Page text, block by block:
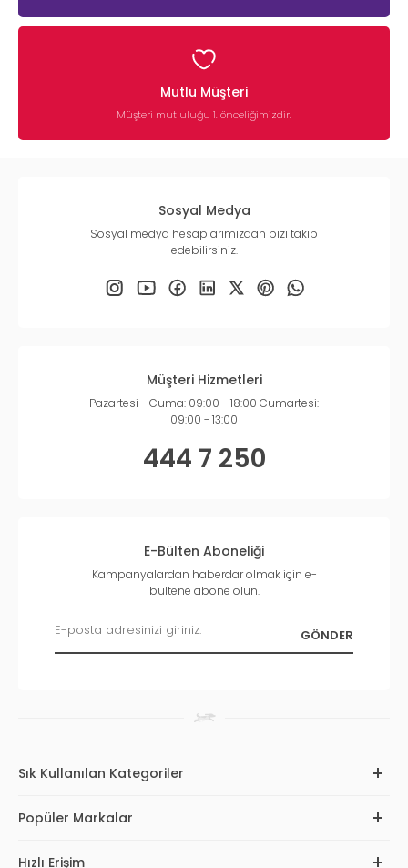
Mutlu Müşteri
Müşteri mutluluğu 1. önceliğimizdir.
Sosyal Medya
Sosyal medya hesaplarımızdan bizi takip
edebilirsiniz.
Müşteri Hizmetleri
Pazartesi - Cuma: 09:00 - 18:00 Cumartesi:
09:00 - 13:00
444 7 250
E-Bülten Aboneliği
Kampanyalardan haberdar olmak için e-
bültene abone olun.
Sık Kullanılan Kategoriler
Popüler Markalar
Hızlı Erişim